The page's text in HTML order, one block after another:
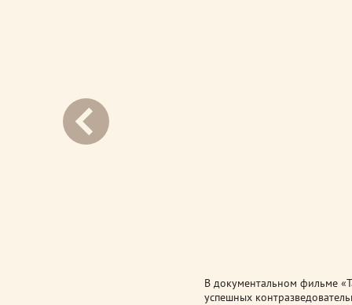
В документальном фильме
успешных